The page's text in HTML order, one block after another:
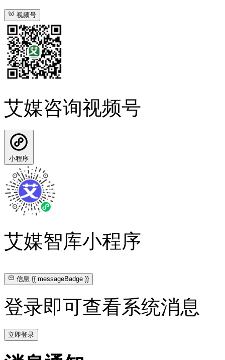
视频号
艾媒咨询视频号
小程序
艾媒智库小程序
信息{{ messageBadge }}
登录即可查看系统消息
立即登录